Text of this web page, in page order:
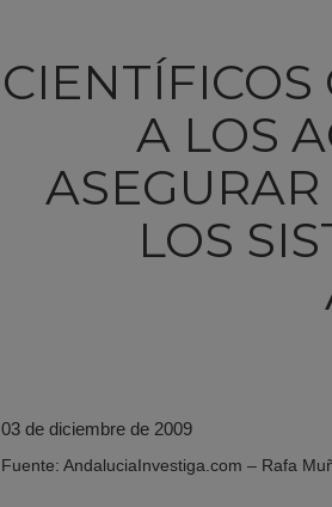
CIENTÍFICOS
A LOS
LOS
03 de diciembre de 2009
Fuente: AndaluciaInvestiga.com – Rafa